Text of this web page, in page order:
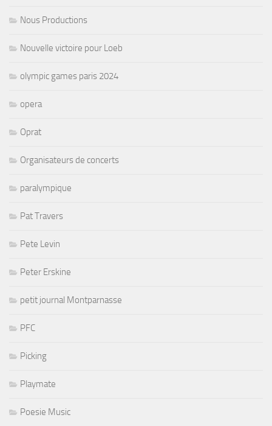
Nous Productions
Nouvelle victoire pour Loeb
olympic games paris 2024
opera
Oprat
Organisateurs de concerts
paralympique
Pat Travers
Pete Levin
Peter Erskine
petit journal Montparnasse
PFC
Picking
Playmate
Poesie Music